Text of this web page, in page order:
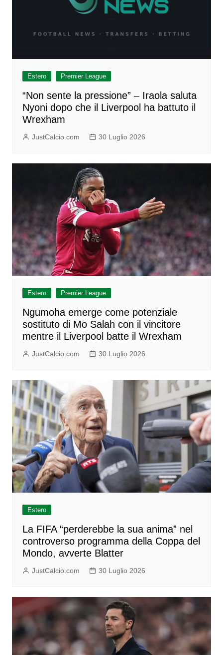
Estero Premier League
“Non sente la pressione” – Iraola saluta
Nyoni dopo che il Liverpool ha battuto il
Wrexham
JustCalcio.com 30 Luglio 2026
Estero Premier League
Ngumoha emerge come potenziale
sostituto di Mo Salah con il vincitore
mentre il Liverpool batte il Wrexham
JustCalcio.com 30 Luglio 2026
Estero
La FIFA “perderebbe la sua anima” nel
controverso programma della Coppa del
Mondo, avverte Blatter
JustCalcio.com 30 Luglio 2026